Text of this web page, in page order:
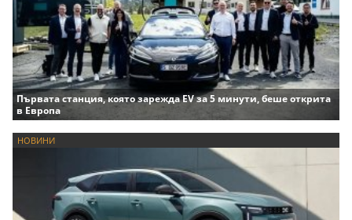
Първата станция, която зарежда EV за 5 минути, беше открита
в Европа
НОВИНИ